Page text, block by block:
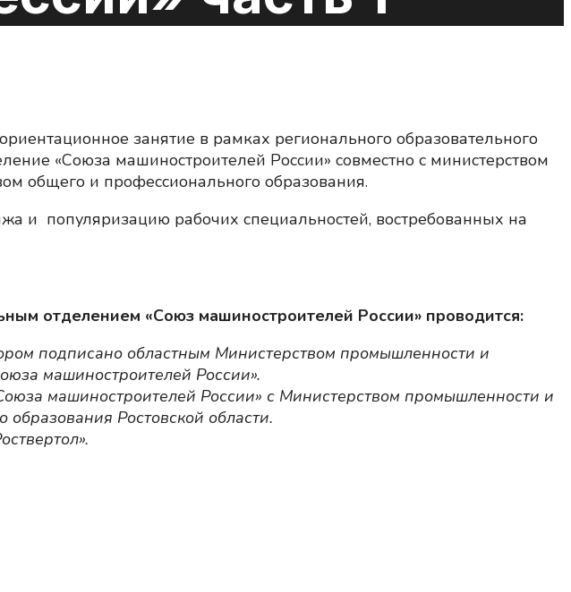
занятие в рамках регионального образовательного
«Союза машиностроителей России» совместно с министерством
общего и профессионального образования.
и популяризацию рабочих специальностей, востребованных на
отделением «Союз машиностроителей России» проводится:
подписано областным Министерством промышленности и
машиностроителей России».
машиностроителей России» с Министерством промышленности и
Ростовской области.